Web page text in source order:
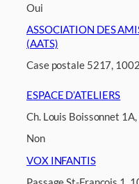
Oui
ASSOCIATION DES
(AATS)
Case postale 5217,
ESPACE D’ATELIERS
Ch. Louis Boissonnet
Non
VOX INFANTIS